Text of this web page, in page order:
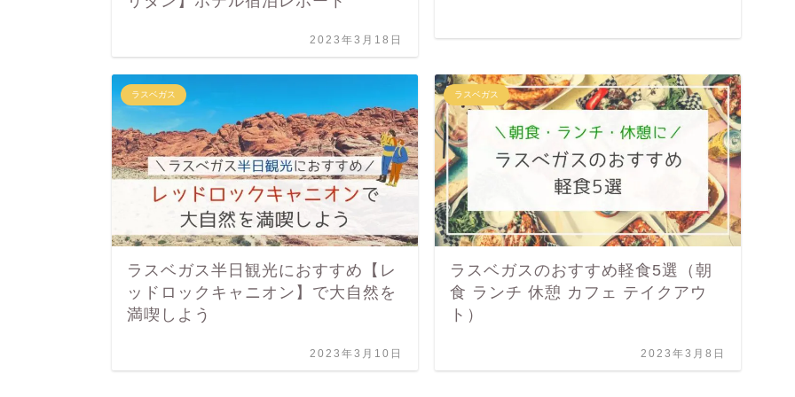
2023年3月18日
ラスベガス
ラスベガス半日観光におすすめ【レ
ッドロックキャニオン】で大自然を
満喫しよう
2023年3月10日
ラスベガス
ラスベガスのおすすめ軽食5選（朝
食 ランチ 休憩 カフェ テイクアウ
ト）
2023年3月8日